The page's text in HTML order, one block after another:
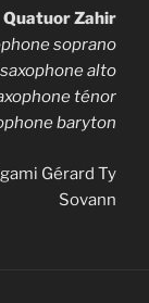
Quatuor Zahir
soprano
saxophone alto
ténor
baryton
Gérard Ty
Sovann